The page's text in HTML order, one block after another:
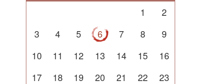
1
2
3
4 5 6 7 8
9
10
11 12 13 14 15
16
17
18 19 20 21 22
23